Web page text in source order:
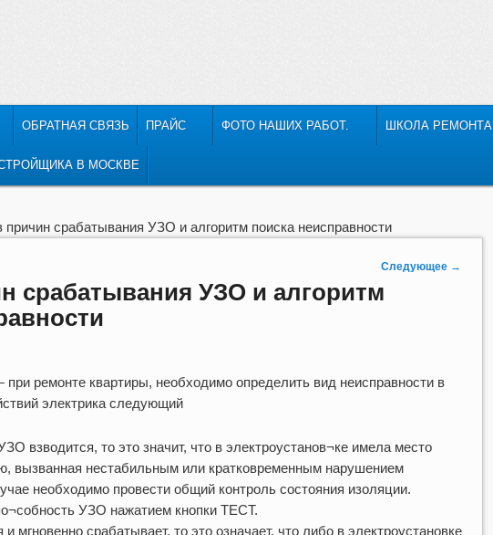
СОДЕРЖИМОМУСОДЕРЖИМОМУ
ОБРАТНАЯ СВЯЗЬ ПРАЙС ФОТО НАШИХ РАБОТ. ШКОЛА РЕМОНТА
В МОСКВЕ
причин срабатывания УЗО и алгоритм поиска неисправности
Следующее →
срабатывания УЗО и алгоритм
ремонте квартиры, необходимо определить вид неисправности в
электрика следующий
взводится, то это значит, что в электроустанов¬ке имела место
вызванная нестабильным или кратковременным нарушением
необходимо провести общий контроль состояния изоляции.
УЗО нажатием кнопки ТЕСТ.
мгновенно срабатывает, то это означает, что либо в электроустановке